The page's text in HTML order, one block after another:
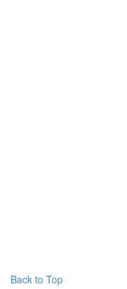
Back to Top